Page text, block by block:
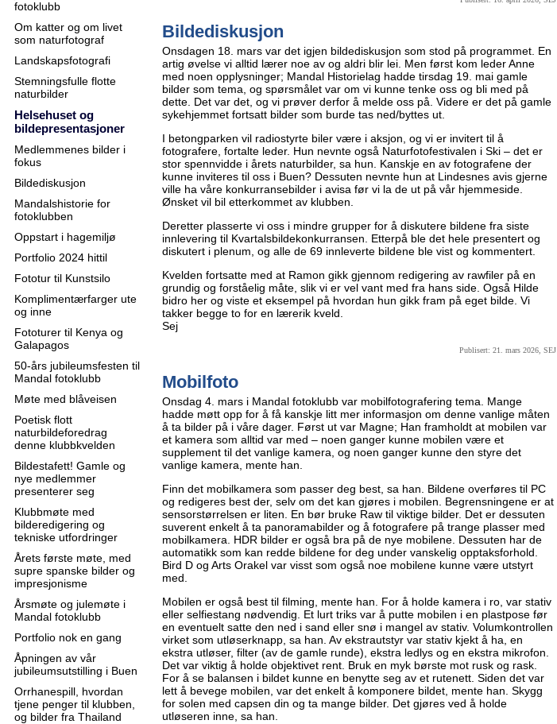
fotoklubb
Om katter og om livet
som naturfotograf
Landskapsfotografi
Stemningsfulle flotte
naturbilder
Helsehuset og
bildepresentasjoner
Medlemmenes bilder i
fokus
Bildediskusjon
Mandalshistorie for
fotoklubben
Oppstart i hagemiljø
Portfolio 2024 hittil
Fototur til Kunstsilo
Komplimentærfarger ute
og inne
Fototurer til Kenya og
Galapagos
50-års jubileumsfesten til
Mandal fotoklubb
Møte med blåveisen
Poetisk flott
naturbildeforedrag
denne klubbkvelden
Bildestafett! Gamle og
nye medlemmer
presenterer seg
Klubbmøte med
bilderedigering og
tekniske utfordringer
Årets første møte, med
supre spanske bilder og
impresjonisme
Årsmøte og julemøte i
Mandal fotoklubb
Portfolio nok en gang
Åpningen av vår
jubileumsutstilling i Buen
Orrhanespill, hvordan
tjene penger til klubben,
og bilder fra Thailand
Bildediskusjon
Onsdagen 18. mars var det igjen bildediskusjon som stod på programmet. En
artig øvelse vi alltid lærer noe av og aldri blir lei. Men først kom leder Anne
med noen opplysninger; Mandal Historielag hadde tirsdag 19. mai gamle
bilder som tema, og spørsmålet var om vi kunne tenke oss og bli med på
dette. Det var det, og vi prøver derfor å melde oss på. Videre er det på gamle
sykehjemmet fortsatt bilder som burde tas ned/byttes ut.
I betongparken vil radiostyrte biler være i aksjon, og vi er invitert til å
fotografere, fortalte leder. Hun nevnte også Naturfotofestivalen i Ski – det er
stor spennvidde i årets naturbilder, sa hun. Kanskje en av fotografene der
kunne inviteres til oss i Buen? Dessuten nevnte hun at Lindesnes avis gjerne
ville ha våre konkurransebilder i avisa før vi la de ut på vår hjemmeside.
Ønsket vil bil etterkommet av klubben.
Deretter plasserte vi oss i mindre grupper for å diskutere bildene fra siste
innlevering til Kvartalsbildekonkurransen. Etterpå ble det hele presentert og
diskutert i plenum, og alle de 69 innleverte bildene ble vist og kommentert.
Kvelden fortsatte med at Ramon gikk gjennom redigering av rawfiler på en
grundig og forståelig måte, slik vi er vel vant med fra hans side. Også Hilde
bidro her og viste et eksempel på hvordan hun gikk fram på eget bilde. Vi
takker begge to for en lærerik kveld.
Sej
Publisert: 21. mars 2026, SEJ
Mobilfoto
Onsdag 4. mars i Mandal fotoklubb var mobilfotografering tema. Mange
hadde møtt opp for å få kanskje litt mer informasjon om denne vanlige måten
å ta bilder på i våre dager. Først ut var Magne; Han framholdt at mobilen var
et kamera som alltid var med – noen ganger kunne mobilen være et
supplement til det vanlige kamera, og noen ganger kunne den styre det
vanlige kamera, mente han.
Finn det mobilkamera som passer deg best, sa han. Bildene overføres til PC
og redigeres best der, selv om det kan gjøres i mobilen. Begrensningene er at
sensorstørrelsen er liten. En bør bruke Raw til viktige bilder. Det er dessuten
suverent enkelt å ta panoramabilder og å fotografere på trange plasser med
mobilkamera. HDR bilder er også bra på de nye mobilene. Dessuten har de
automatikk som kan redde bildene for deg under vanskelig opptaksforhold.
Bird D og Arts Orakel var visst som også noe mobilene kunne være utstyrt
med.
Mobilen er også best til filming, mente han. For å holde kamera i ro, var stativ
eller selfiestang nødvendig. Et lurt triks var å putte mobilen i en plastpose før
en eventuelt satte den ned i sand eller snø i mangel av stativ. Volumkontrollen
virket som utløserknapp, sa han. Av ekstrautstyr var stativ kjekt å ha, en
ekstra utløser, filter (av de gamle runde), ekstra ledlys og en ekstra mikrofon.
Det var viktig å holde objektivet rent. Bruk en myk børste mot rusk og rask.
For å se balansen i bildet kunne en benytte seg av et rutenett. Siden det var
lett å bevege mobilen, var det enkelt å komponere bildet, mente han. Skygg
for solen med capsen din og ta mange bilder. Det gjøres ved å holde
utløseren inne, sa han.